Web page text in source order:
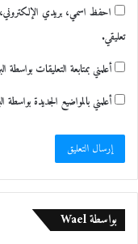
احفظ اسمي، بريدي الإلكتروني،
تعليقي.
أعلمني بمتابعة التعليقات بواسطة
أعلمني بالمواضيع الجديدة بواسطة
بواسطة Wael